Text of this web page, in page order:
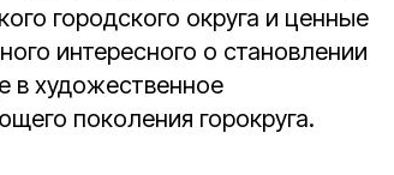
городского округа и ценные
интересного о становлении
в художественное
поколения горокруга.